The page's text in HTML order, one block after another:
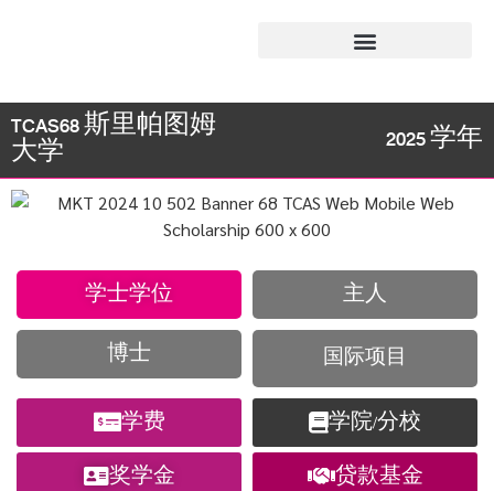
TCAS68 斯里帕图姆
大学
2025 学年
学士学位 主人
博士 国际项目
学费
奖学金
学院/分校
贷款基金